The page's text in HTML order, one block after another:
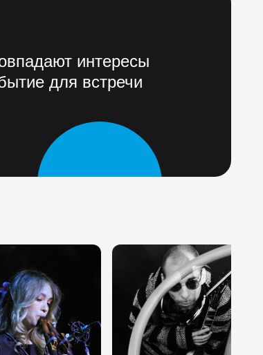
интересы
для встречи